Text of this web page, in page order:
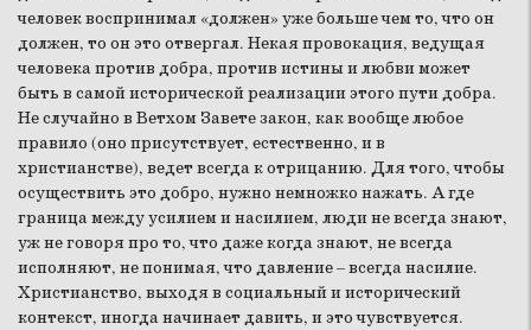
человек воспринимал «должен» уже больше чем то, что он
должен, то он это отвергал. Некая провокация, ведущая
человека против добра, против истины и любви может
быть в самой исторической реализации этого пути добра.
Не случайно в Ветхом Завете закон, как вообще любое
правило (оно присутствует, естественно, и в
христианстве), ведет всегда к отрицанию. Для того, чтобы
осуществить это добро, нужно немножко нажать. А где
граница между усилием и насилием, люди не всегда знают,
уж не говоря про то, что даже когда знают, не всегда
исполняют, не понимая, что давление – всегда насилие.
Христианство, выходя в социальный и исторический
контекст, иногда начинает давить, и это чувствуется.